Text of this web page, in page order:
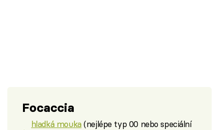
Focaccia
hladká mouka(nejlépe typ 00 nebo speciální